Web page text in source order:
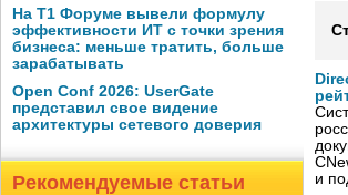
На Т1 Форуме вывели формулу
эффективности ИТ с точки зрения
бизнеса: меньше тратить, больше
зарабатывать
Open Conf 2026: UserGate
представил свое видение
архитектуры сетевого доверия
Рекомендуемые статьи
и